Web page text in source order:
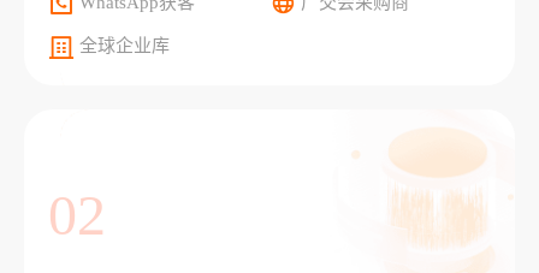
全球企业库
02